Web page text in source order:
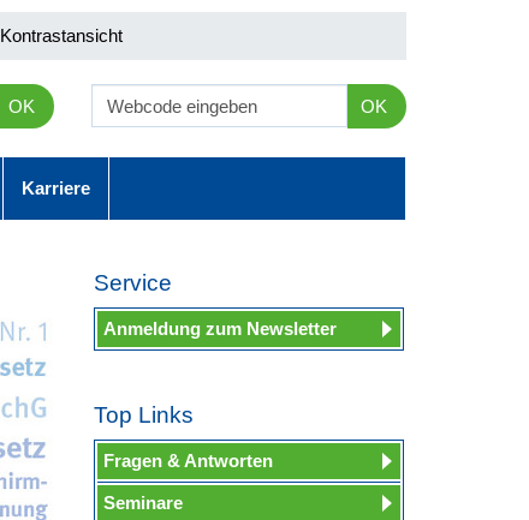
Kontrastansicht
OK OK
Karriere
Service
Anmeldung zum Newsletter
Top Links
Fragen & Antworten
Seminare